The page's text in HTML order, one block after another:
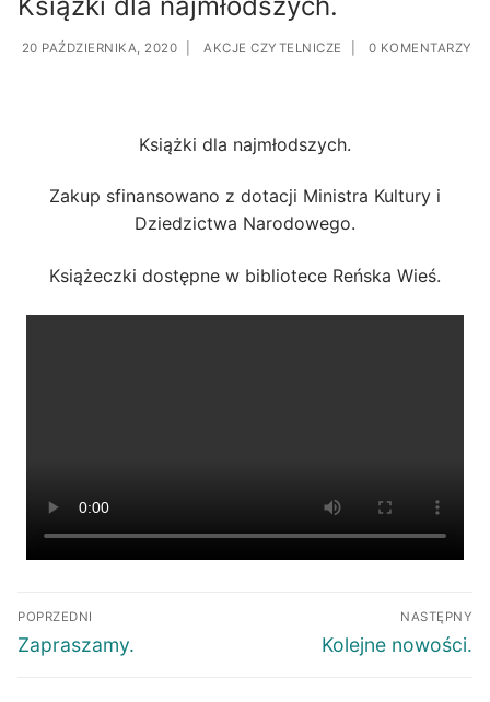
20 PAŹDZIERNIKA, 2020 AKCJE CZYTELNICZE 0 KOMENTARZY
Książki dla najmłodszych.
Zakup sfinansowano z dotacji Ministra Kultury i
Dziedzictwa Narodowego.
Książeczki dostępne w bibliotece Reńska Wieś.
POPRZEDNI
Zapraszamy.
NASTĘPNY
Kolejne nowości.